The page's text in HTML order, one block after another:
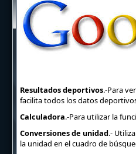
Resultados deportivos.-Para
facilita todos los datos
Calculadora.-Para utilizar la
Conversiones de unidad.-
la unidad en el cuadro de